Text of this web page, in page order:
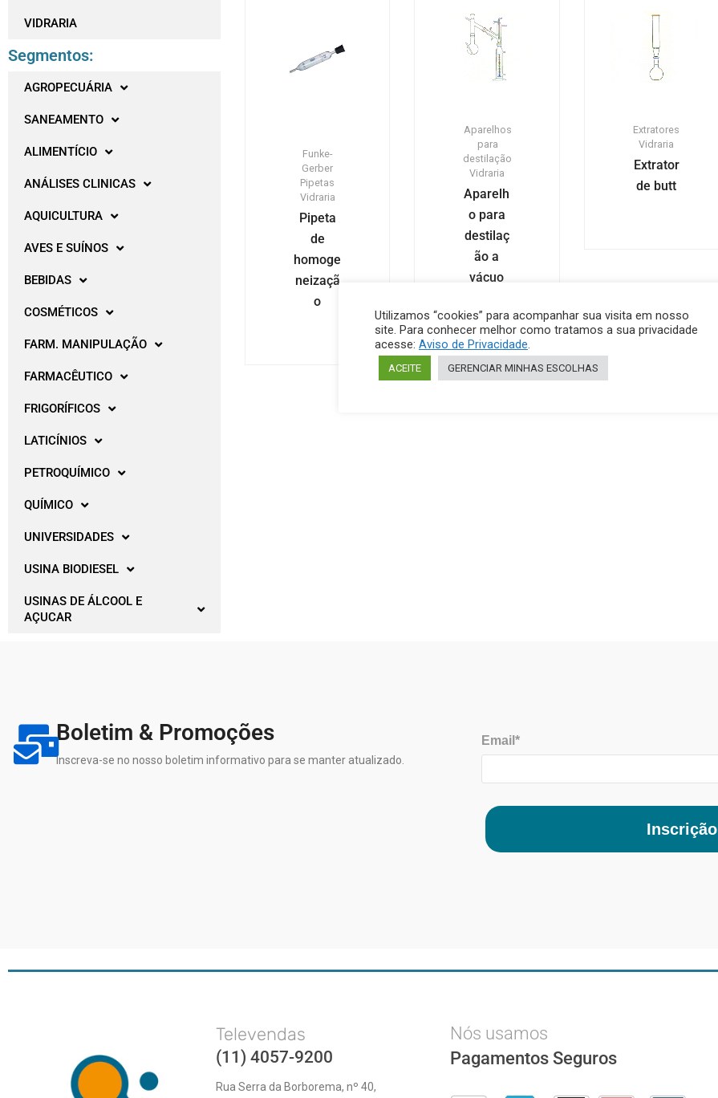
VIDRARIA
Segmentos:
AGROPECUÁRIA
SANEAMENTO
ALIMENTÍCIO
ANÁLISES CLINICAS
AQUICULTURA
AVES E SUÍNOS
BEBIDAS
COSMÉTICOS
FARM. MANIPULAÇÃO
FARMACÊUTICO
FRIGORÍFICOS
LATICÍNIOS
PETROQUÍMICO
QUÍMICO
UNIVERSIDADES
USINA BIODIESEL
USINAS DE ÁLCOOL E
AÇUCAR
Funke-
Gerber
Pipetas
Vidraria
Pipeta
de
homoge
neizaçã
o
Aparelhos
para
destilação
Vidraria
Aparelh
o para
destilaç
ão a
vácuo
Extratores
Vidraria
Extrator
de butt
Boletim & Promoções
Inscreva-se no nosso boletim informativo para se manter atualizado.
Email*
Inscrição
Televendas
(11) 4057-9200
Rua Serra da Borborema, nº 40,
Nós usamos
Pagamentos Seguros
Utilizamos “cookies” para acompanhar sua visita em nosso
site. Para conhecer melhor como tratamos a sua privacidade
acesse: Aviso de Privacidade
ACEITE GERENCIAR MINHAS ESCOLHAS